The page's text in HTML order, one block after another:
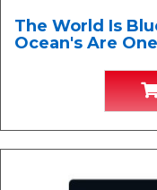
The World Is
Ocean's Are One